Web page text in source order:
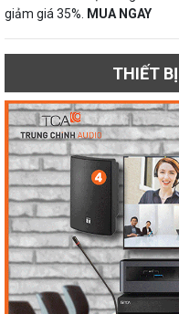
giảm giá 35%.
MUA NGAY
THIẾT